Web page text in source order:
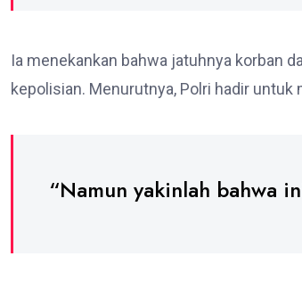
Ia menekankan bahwa jatuhnya korban
kepolisian. Menurutnya, Polri hadir
“Namun yakinlah bahwa